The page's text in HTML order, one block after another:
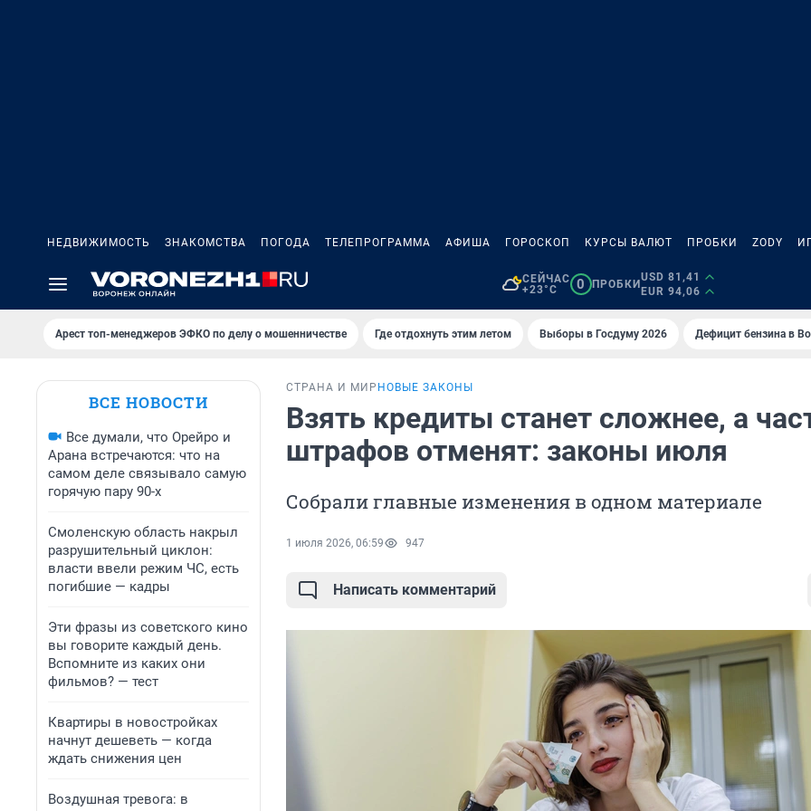
НЕДВИЖИМОСТЬ ЗНАКОМСТВА ПОГОДА ТЕЛЕПРОГРАММА АФИША ГОРОСКОП КУРСЫ ВАЛЮТ ПРОБКИ ZODY
СЕЙЧАС
+23°C
0 ПРОБКИ
USD 81,41
EUR 94,06
Арест топ-менеджеров ЭФКО по делу о мошенничестве Где отдохнуть этим летом Выборы в Госдуму 2026 Дефицит бензина в
ВСЕ НОВОСТИ
Все думали, что Орейро и
Арана встречаются: что на
самом деле связывало самую
горячую пару 90-х
Смоленскую область накрыл
разрушительный циклон:
власти ввели режим ЧС, есть
погибшие — кадры
Эти фразы из советского кино
вы говорите каждый день.
Вспомните из каких они
фильмов? — тест
Квартиры в новостройках
начнут дешеветь — когда
ждать снижения цен
Воздушная тревога: в
СТРАНА И МИР НОВЫЕ ЗАКОНЫ
Взять кредиты станет сложнее, а
штрафов отменят: законы июля
Собрали главные изменения в одном материале
1 июля 2026, 06:59 947
Написать комментарий